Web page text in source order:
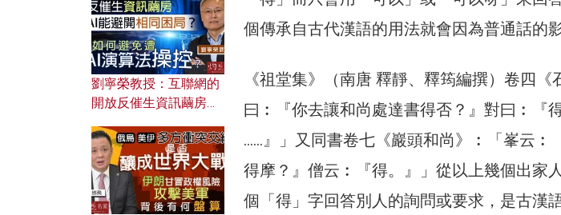
個傳承自古代漢語的用法就會因為普通話的
《祖堂集》（南唐 釋靜、釋筠編撰）卷四《
曰︰『你去讓和尚處達書得否？』對曰︰『
……』」又同書卷七《巖頭和尚》︰「峯云︰
得摩？』僧云︰『得。』」從以上幾個出家
個「得」字回答別人的詢問或要求，是古漢
劉寧榮教授：互聯網的
開放反催生資訊繭房，
何避免遭AI演算法操
控？